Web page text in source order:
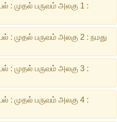
: முதல் பருவம் அலகு 1 :
: முதல் பருவம் அலகு 2 : நமது
: முதல் பருவம் அலகு 3 :
: முதல் பருவம் அலகு 4 :